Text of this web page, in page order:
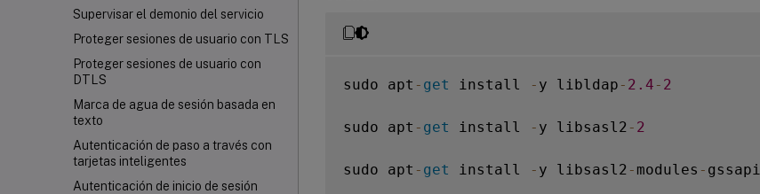
Supervisar el demonio del servicio
Proteger sesiones de usuario con TLS
Proteger sesiones de usuario con
DTLS
Marca de agua de sesión basada en
texto
Autenticación de paso a través con
tarjetas inteligentes
Autenticación de inicio de sesión
sudo apt - get install - y libldap - 2.4 - 2
sudo apt - get install - y libsasl2 - 2
sudo apt - get install - y libsasl2 - modules - gssapi